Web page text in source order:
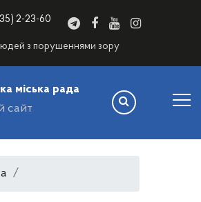
2-23-60
з порушеннями зору
міська рада
сайт